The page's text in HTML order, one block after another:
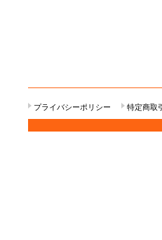
プライバシーポリシー 特定商取